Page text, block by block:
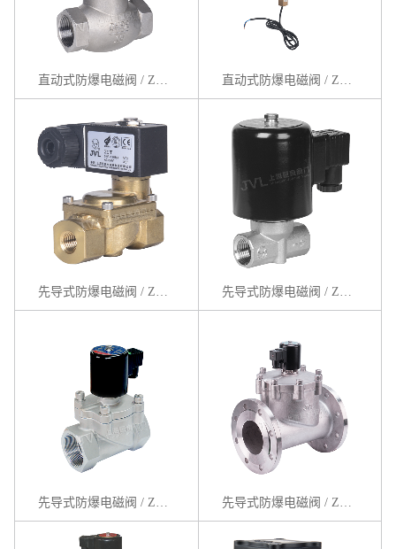
直动式防爆电磁阀 / ZQDF系列 直动式防爆电磁阀 / ZBSF系列
先导式防爆电磁阀 / ZCE系列 先导式防爆电磁阀 / ZCF系列